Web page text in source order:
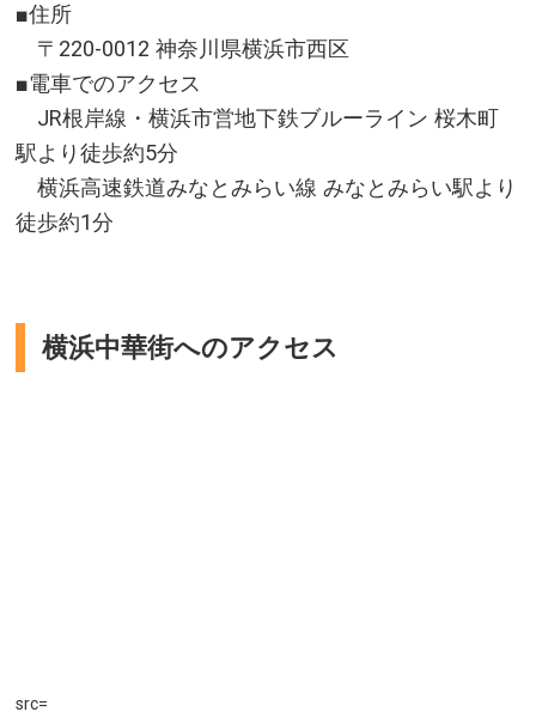
■住所
〒220-0012 神奈川県横浜市西区
■電車でのアクセス
JR根岸線・横浜市営地下鉄ブルーライン 桜木町
駅より徒歩約5分
横浜高速鉄道みなとみらい線 みなとみらい駅より
徒歩約1分
横浜中華街へのアクセス
src=